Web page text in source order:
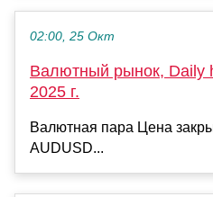
02:00, 25 Окт
Валютный рынок, Daily
2025 г.
Валютная пара Цена
AUDUSD...